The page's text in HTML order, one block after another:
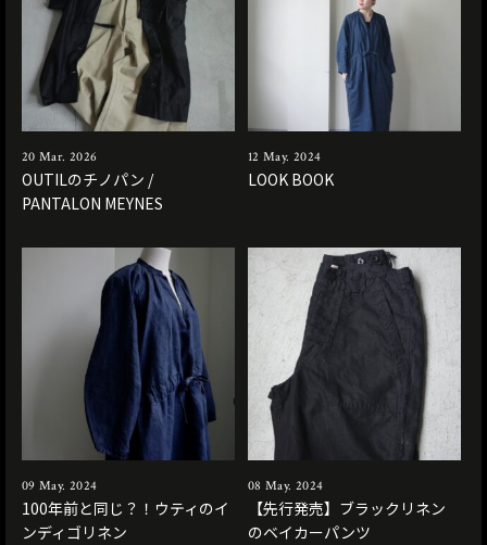
20 Mar. 2026
OUTILのチノパン /
PANTALON MEYNES
12 May. 2024
LOOK BOOK
09 May. 2024
100年前と同じ？！ウティのイ
ンディゴリネン
08 May. 2024
【先行発売】ブラックリネン
のベイカーパンツ